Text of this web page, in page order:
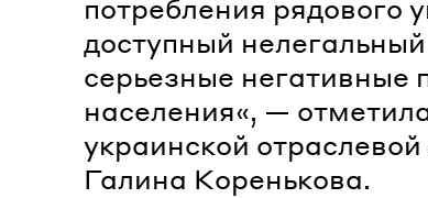
потребления рядового
доступный
серьезные негативные
населения«, —
украинской
Галина Коренькова.